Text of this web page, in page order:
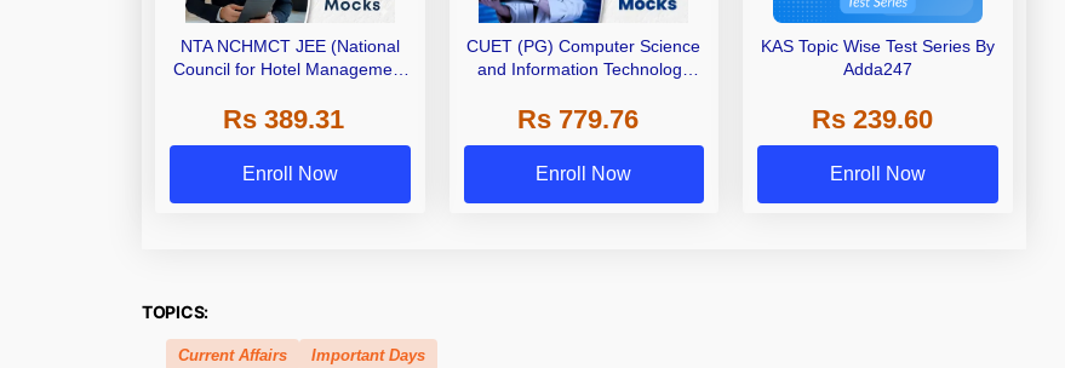
NTA NCHMCT JEE (National
Council for Hotel Management
Entrance Exam ) 2027 | Online
Rs 389.31
Enroll Now
CUET (PG) Computer Science
and Information Technology
Test Series By Adda 247
Rs 779.76
Enroll Now
KAS Topic Wise Test Series By
Adda247
Rs 239.60
Enroll Now
TOPICS:
Current Affairs Important Days